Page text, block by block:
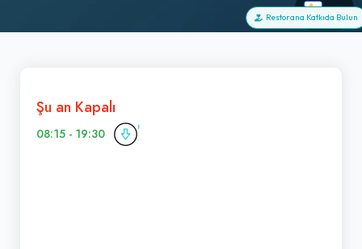
+0
Restorana Katkıda Bulun
Şu an Kapalı
08:15 - 19:30